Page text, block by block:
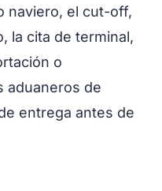
naviero, el cut-off,
la cita de terminal,
o
aduaneros de
entrega antes de